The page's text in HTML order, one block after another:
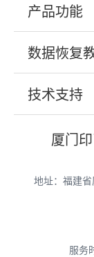
产品功能
数据恢复
技术支持
厦门
地址：福建
服务